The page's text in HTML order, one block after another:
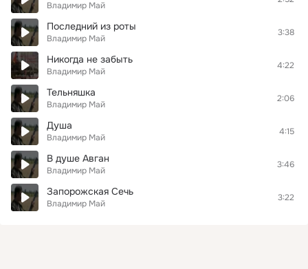
Владимир Май
Последний из роты
Владимир Май
3:38
Никогда не забыть
Владимир Май
4:22
Тельняшка
Владимир Май
2:06
Душа
Владимир Май
4:15
В душе Авган
Владимир Май
3:46
Запорожская Сечь
Владимир Май
3:22